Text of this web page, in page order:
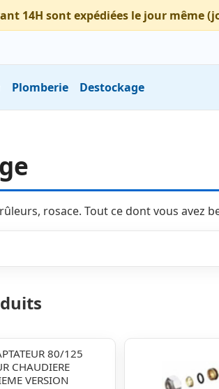
14H sont expédiées le jour même
Plomberie Destockage
rosace. Tout ce dont vous avez
80/125
CHAUDIERE
VERSION